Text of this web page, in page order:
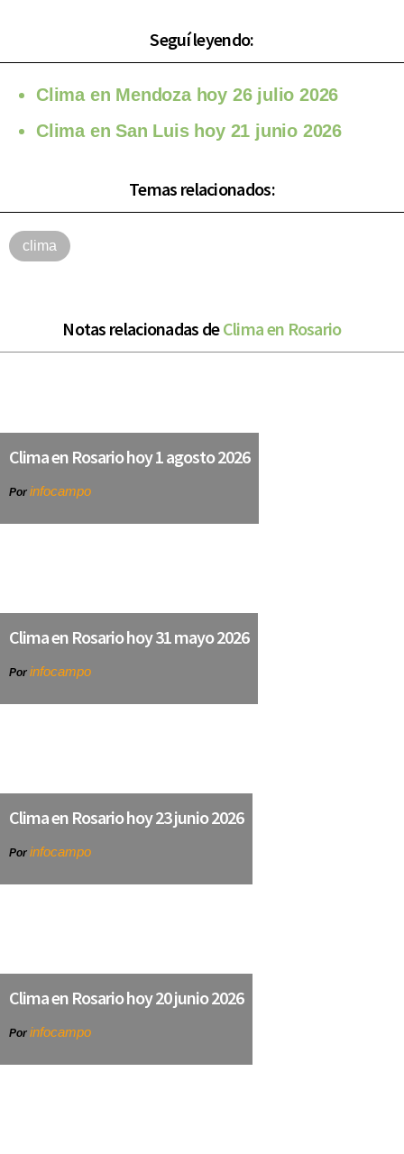
Seguí leyendo:
Clima en Mendoza hoy 26 julio 2026
Clima en San Luis hoy 21 junio 2026
Temas relacionados:
clima
Notas relacionadas deClima en Rosario
Clima en Rosario hoy 1 agosto 2026
Por infocampo
Clima en Rosario hoy 31 mayo 2026
Por infocampo
Clima en Rosario hoy 23 junio 2026
Por infocampo
Clima en Rosario hoy 20 junio 2026
Por infocampo